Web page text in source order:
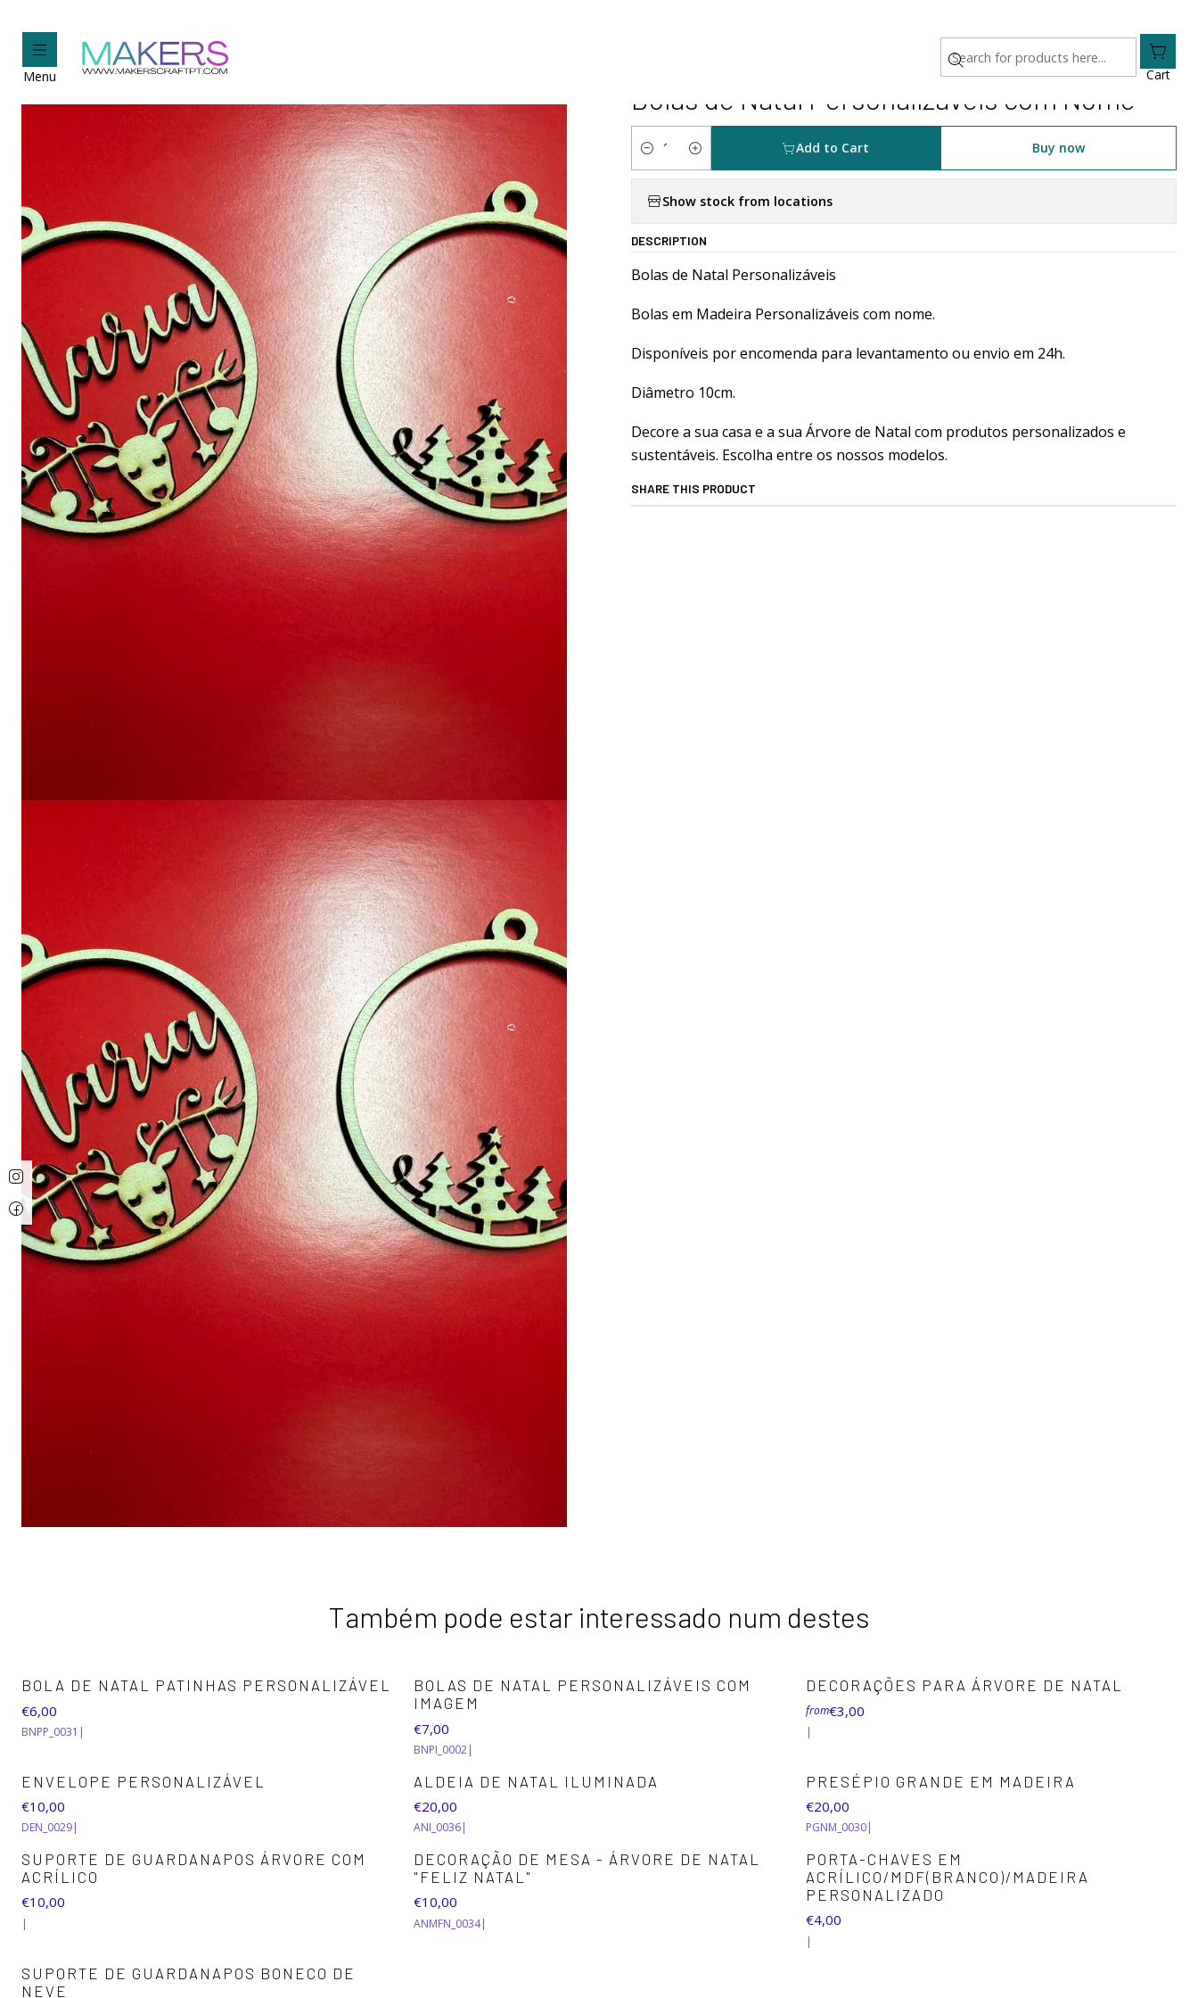
Menu Cart
Bolas de Natal Personalizáveis com Nome
Quantity
Add to Cart Buy now
Show stock from locations
DESCRIPTION
Bolas de Natal Personalizáveis
Bolas em Madeira Personalizáveis com nome.
Disponíveis por encomenda para levantamento ou envio em 24h.
Diâmetro 10cm.
Decore a sua casa e a sua Árvore de Natal com produtos personalizados e
sustentáveis. Escolha entre os nossos modelos.
SHARE THIS PRODUCT
Também pode estar interessado num destes
BOLA DE NATAL PATINHAS PERSONALIZÁVEL
€6,00
BNPP_0031 |
BOLAS DE NATAL PERSONALIZÁVEIS COM
IMAGEM
€7,00
BNPI_0002|
DECORAÇÕES PARA ÁRVORE DE NATAL
from€3,00
|
ENVELOPE PERSONALIZÁVEL
€10,00
DEN_0029|
ALDEIA DE NATAL ILUMINADA
€20,00
ANI_0036|
PRESÉPIO GRANDE EM MADEIRA
€20,00
PGNM_0030|
SUPORTE DE GUARDANAPOS ÁRVORE COM
ACRÍLICO
€10,00
|
DECORAÇÃO DE MESA - ÁRVORE DE NATAL
"FELIZ NATAL"
€10,00
ANMFN_0034|
PORTA-CHAVES EM
ACRÍLICO/MDF(BRANCO)/MADEIRA
PERSONALIZADO
€4,00
|
SUPORTE DE GUARDANAPOS BONECO DE
NEVE